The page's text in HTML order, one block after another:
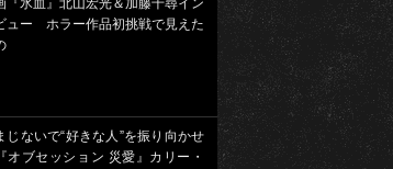
『氷血』北山宏光＆加藤千尋イン
ュー ホラー作品初挑戦で見えた
じないで“好きな人”を振り向かせ
オブセッション 災愛』カリー・